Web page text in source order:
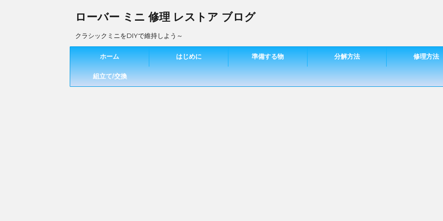
ローバー ミニ 修理 レストア ブログ
クラシックミニをDIYで維持しよう～
ホーム はじめに 準備する物 分解方法 修理方法
組立て/交換